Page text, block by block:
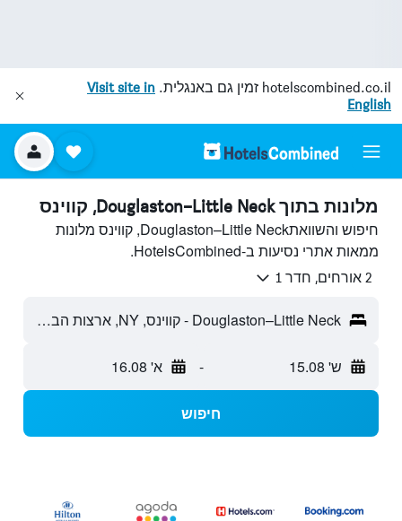
hotelscombined.co.il זמין גם באנגלית. Visit site in
English
מלונות בתוך Douglaston–Little Neck, קווינס
חיפוש והשוואתDouglaston–Little Neck, קווינס מלונות
ממאות אתרי נסיעות ב-HotelsCombined.
2 אורחים, חדר 1
Douglaston–Little Neck - קווינס, NY, ארצות הברית
ש' 15.08 - א' 16.08
חיפוש